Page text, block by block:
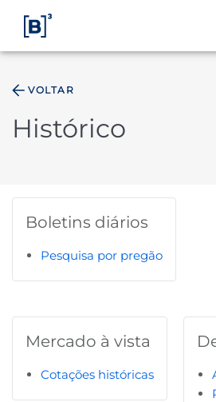
Índices
Dados
VOLTAR
Histórico
Boletins diários
Pesquisa por pregão
Mercado à vista
Cotações históricas